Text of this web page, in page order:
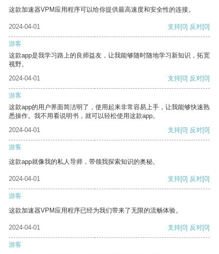
这款加速器VPM应用程序可以给你提供最高速度和安全性的连接。
2024-04-01 支持[0] 反对[0]
游客
这款app是我学习路上的良师益友，让我能够随时随地学习新知识，拓宽
视野。
2024-04-01
支持[0] 反对[0]
游客
这款app的用户界面简洁明了，使用起来非常容易上手，让我能够快速熟
悉操作。我不用看说明书，就可以轻松使用这款app。
2024-04-01
支持[0] 反对[0]
游客
这款app就像我的私人导师，带领我探索知识的奥秘。
2024-04-01 支持[0] 反对[0]
游客
这款加速器VPM应用程序已经为我们带来了无限的流畅体验。
2024-04-01 支持[0] 反对[0]
游客